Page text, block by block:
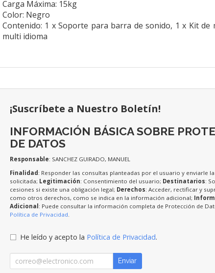
Carga Máxima: 15kg
Color: Negro
Contenido: 1 x Soporte para barra de sonido, 1 x Kit
multi idioma
¡Suscríbete a Nuestro Boletín!
INFORMACIÓN BÁSICA SOBRE
DE DATOS
Responsable: SANCHEZ GUIRADO, MANUEL
Finalidad : Responder las consultas planteadas por el usuario y enviarle
solicitada; Legitimación: Consentimiento del usuario; Destinatarios:
cesiones si existe una obligación legal; Derechos: Acceder, rectificar y
como otros derechos, como se indica en la información adicional;
Adicional : Puede consultar la información completa de Protección de
Política de Privacidad.
He leído y acepto la Política de Privacidad.
Enviar